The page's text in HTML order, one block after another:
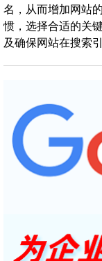
名，从而增加网站
惯，选择合适的关
及确保网站在搜索